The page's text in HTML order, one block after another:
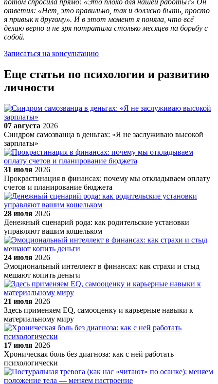
ответил: «Нет, это правильно, так и должно быть, просто
я привык к другому». И в этот момент я поняла, что всё
делаю верно и не зря потратила столько месяцев на борьбу с
собой.
Записаться на консультацию
Еще статьи по психологии и развитию
личности
07 августа 2026
Синдром самозванца в деньгах: «Я не заслуживаю высокой
зарплаты»
31 июля 2026
Прокрастинация в финансах: почему мы откладываем оплату
счетов и планирование бюджета
28 июля 2026
Денежный сценарий рода: как родительские установки
управляют вашим кошельком
24 июля 2026
Эмоциональный интеллект в финансах: как страхи и стыд
мешают копить деньги
21 июля 2026
Здесь применяем EQ, самооценку и карьерные навыки к
материальному миру
17 июля 2026
Хроническая боль без диагноза: как с ней работать
психологически